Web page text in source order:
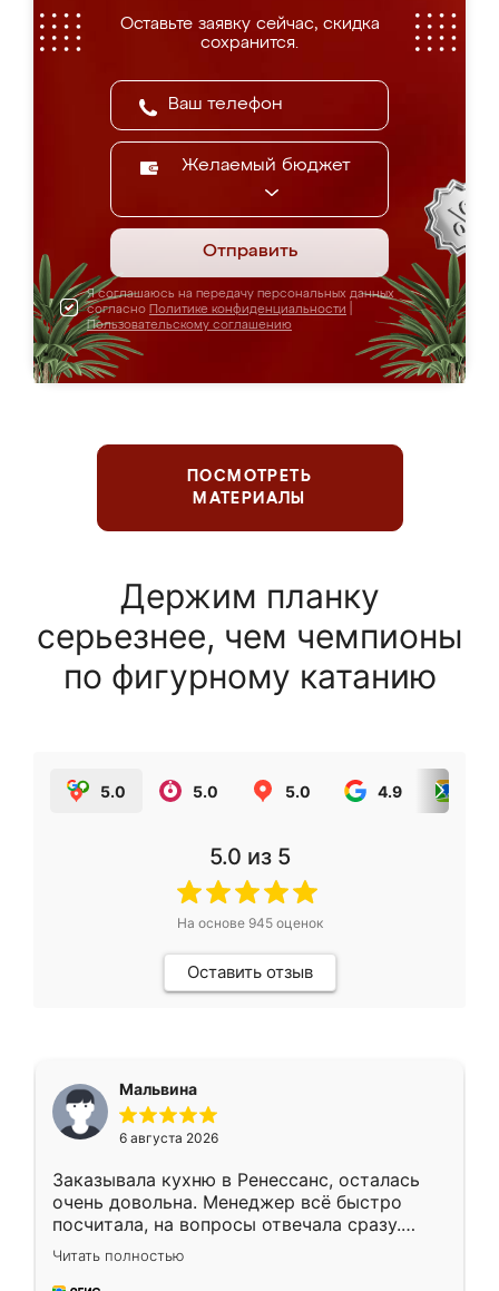
Оставьте заявку сейчас, скидка
сохранится.
Желаемый бюджет
Отправить
Я соглашаюсь на передачу персональных данных
согласно Политике конфиденциальности
Пользовательскому соглашению
ПОСМОТРЕТЬ
МАТЕРИАЛЫ
Держим планку
серьезнее, чем чемпионы
по фигурному катанию
5.0 5.0 5.0 4.9
5.0 из 5
На основе 945оценок
Оставить отзыв
Мальвина
6 августа 2026
Заказывала кухню в Ренессанс, осталась
очень довольна. Менеджер всё быстро
посчитала, на вопросы отвечала сразу.
Замерщик приехал в субботу, подошёл к
делу со всей ответственностью. Собрали
Читать полностью